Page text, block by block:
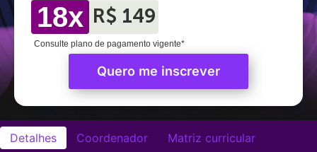
18x R$ 149
Consulte plano de pagamento vigente*
Quero me inscrever
Detalhes Coordenador Matriz curricular